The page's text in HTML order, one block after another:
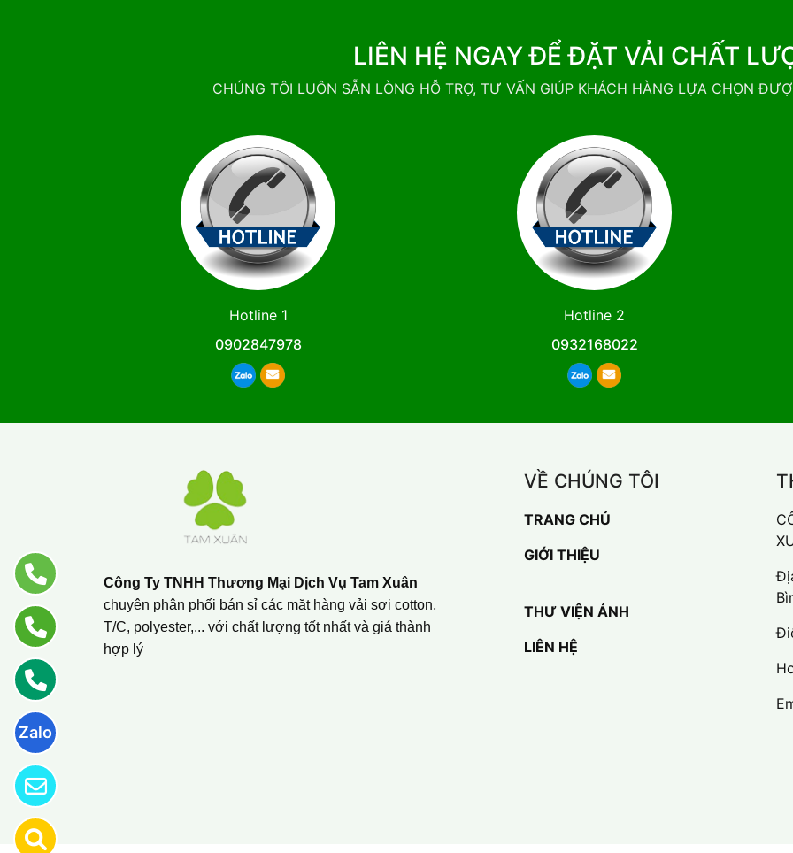
Zalo
LIÊN HỆ NGAY ĐỂ ĐẶT VẢI CHẤT
CHÚNG TÔI LUÔN SẴN LÒNG HỖ TRỢ, TƯ VẤN GIÚP KHÁCH HÀNG LỰA CHỌN
Hotline 1
0902847978
Hotline 2
0932168022
Công Ty TNHH Thương Mại Dịch Vụ Tam Xuân
chuyên phân phối bán sỉ các mặt hàng vải sợi cotton,
T/C, polyester,... với chất lượng tốt nhất và giá thành
hợp lý
VỀ CHÚNG TÔI
TRANG CHỦ
GIỚI THIỆU
THƯ VIỆN ẢNH
LIÊN HỆ